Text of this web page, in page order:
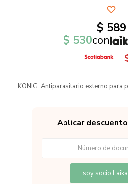
$ 589
$ 530con
KONIG: Antiparasitario externo para
Aplicar
soy socio